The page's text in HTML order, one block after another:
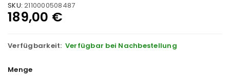
SKU: 2110000508487
189,00 €
Verfügbarkeit: Verfügbar bei Nachbestellung
Menge